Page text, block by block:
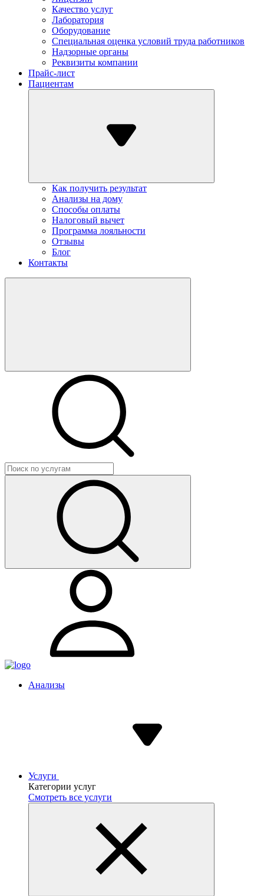
Качество услуг
Лаборатория
Оборудование
Специальная оценка условий труда работников
Надзорные органы
Реквизиты компании
Прайс-лист
Пациентам
Как получить результат
Анализы на дому
Способы оплаты
Налоговый вычет
Программа лояльности
Отзывы
Блог
Контакты
Анализы
Услуги
Категории услуг
Смотреть все услуги